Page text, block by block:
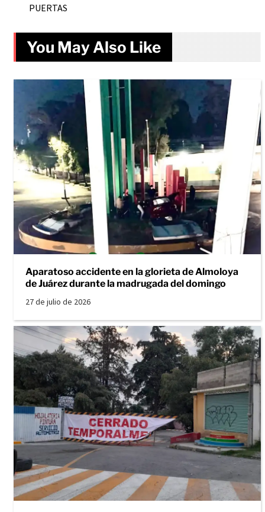
PUERTAS
You May Also Like
Aparatoso accidente en la glorieta de Almoloya
de Juárez durante la madrugada del domingo
27 de julio de 2026